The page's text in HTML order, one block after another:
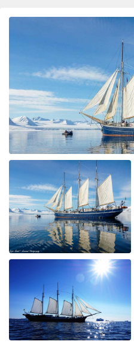
exceeded expectations.
cabins are rather bijou but
/changing we were not in
wholesome and plentiful.
fantastic, good humoured
exceptionally lucky to see
from the Rib boats and
closer than the bigger
reindeer,foxes and lots of
scenery were outstanding.
schedule could be
3 hours one morning
exceptional sighting and
this very special. Please
team.
Reise nach Nord-
por Michael Popp El Ártico
Wir hatten 10
Rembrandt van Rijn und
teilweise mehr als erfüllt.